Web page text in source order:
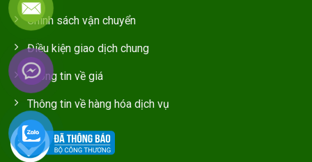
Chính sách vận chuyển
Điều kiện giao dịch chung
Thông tin về giá
Thông tin về hàng hóa dịch vụ